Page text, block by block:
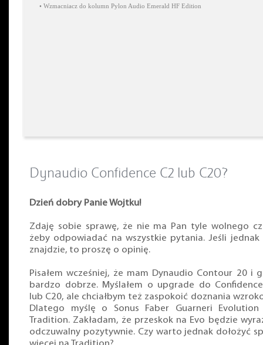
• Wzmacniacz do kolumn Pylon Audio Emerald HF Edition
Dynaudio Confidence C2 lub C20?
Dzień dobry Panie Wojtku!
Zdaję sobie sprawę, że nie ma Pan tyle wolnego
żeby odpowiadać na wszystkie pytania. Jeśli jednak
znajdzie, to proszę o opinię.
Pisałem wcześniej, że mam Dynaudio Contour 20 i
bardzo dobrze. Myślałem o upgrade do
lub C20, ale chciałbym też zaspokoić doznania
Dlatego myślę o Sonus Faber Guarneri
Tradition. Zakładam, że przeskok na Evo będzie
odczuwalny pozytywnie. Czy warto jednak dołożyć